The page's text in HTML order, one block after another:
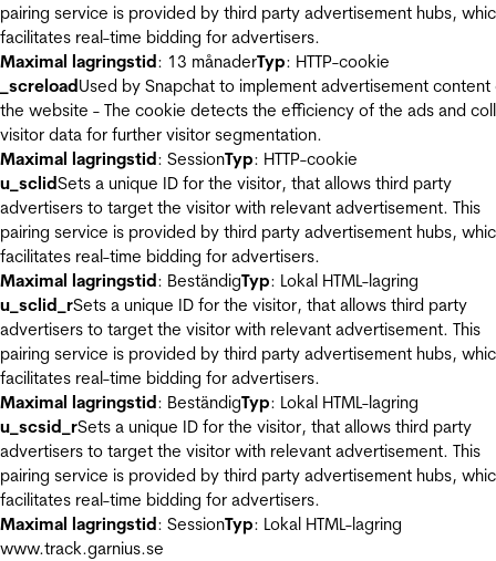
pairing service is provided by third party advertisement hubs,
facilitates real-time bidding for advertisers.
Maximal lagringstid: 13 månaderTyp: HTTP-cookie
_screloadUsed by Snapchat to implement advertisement content
the website - The cookie detects the efficiency of the ads and
visitor data for further visitor segmentation.
Maximal lagringstid: SessionTyp: HTTP-cookie
u_sclidSets a unique ID for the visitor, that allows third party
advertisers to target the visitor with relevant advertisement. This
pairing service is provided by third party advertisement hubs,
facilitates real-time bidding for advertisers.
Maximal lagringstid: BeständigTyp: Lokal HTML-lagring
u_sclid_rSets a unique ID for the visitor, that allows third party
advertisers to target the visitor with relevant advertisement. This
pairing service is provided by third party advertisement hubs,
facilitates real-time bidding for advertisers.
Maximal lagringstid: BeständigTyp: Lokal HTML-lagring
u_scsid_rSets a unique ID for the visitor, that allows third party
advertisers to target the visitor with relevant advertisement. This
pairing service is provided by third party advertisement hubs,
facilitates real-time bidding for advertisers.
Maximal lagringstid: SessionTyp: Lokal HTML-lagring
www.track.garnius.se